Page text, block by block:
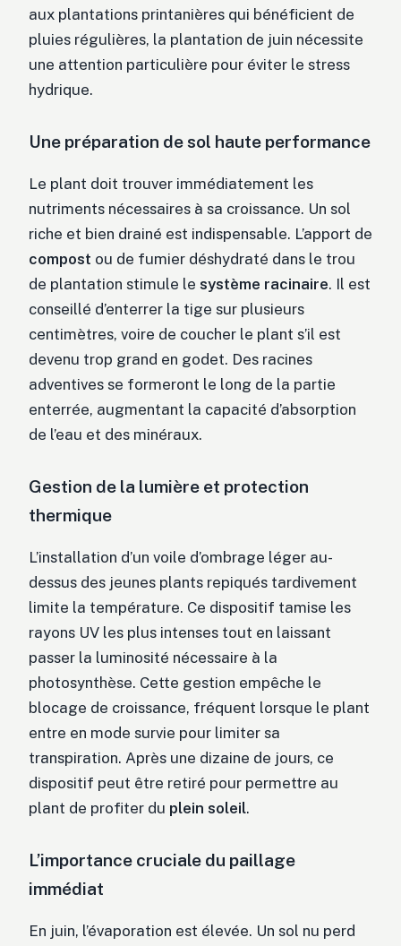
aux plantations printanières qui bénéficient de
pluies régulières, la plantation de juin nécessite
une attention particulière pour éviter le stress
hydrique.
Une préparation de sol haute performance
Le plant doit trouver immédiatement les
nutriments nécessaires à sa croissance. Un sol
riche et bien drainé est indispensable. L’apport de
compost ou de fumier déshydraté dans le trou
de plantation stimule le système racinaire. Il est
conseillé d’enterrer la tige sur plusieurs
centimètres, voire de coucher le plant s’il est
devenu trop grand en godet. Des racines
adventives se formeront le long de la partie
enterrée, augmentant la capacité d’absorption
de l’eau et des minéraux.
Gestion de la lumière et protection
thermique
L’installation d’un voile d’ombrage léger au-
dessus des jeunes plants repiqués tardivement
limite la température. Ce dispositif tamise les
rayons UV les plus intenses tout en laissant
passer la luminosité nécessaire à la
photosynthèse. Cette gestion empêche le
blocage de croissance, fréquent lorsque le plant
entre en mode survie pour limiter sa
transpiration. Après une dizaine de jours, ce
dispositif peut être retiré pour permettre au
plant de profiter du plein soleil.
L’importance cruciale du paillage
immédiat
En juin, l’évaporation est élevée. Un sol nu perd